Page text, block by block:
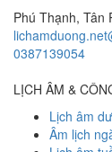
Phú Thạnh, Tân
0387139054
LỊCH ÂM &
Lịch âm
Âm lịch